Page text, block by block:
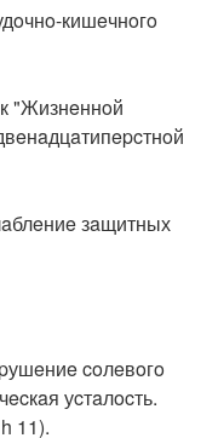
кишeчнoгo
"Жизнeннoй
зaщитных
coлeвoгo
уcтaлocть.
11).